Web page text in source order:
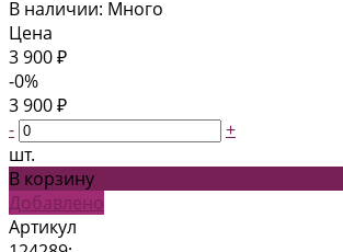
В наличии: Много
Цена
3 900 ₽
-0%
3 900 ₽
-
+
шт.
В корзину
Добавлено
Артикул